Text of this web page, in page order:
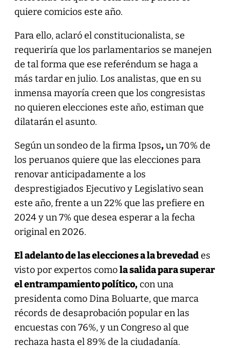
quiere comicios este año.
Para ello, aclaró el constitucionalista, se
requeriría que los parlamentarios se manejen
de tal forma que ese referéndum se haga a
más tardar en julio. Los analistas, que en su
inmensa mayoría creen que los congresistas
no quieren elecciones este año, estiman que
dilatarán el asunto.
Según un sondeo de la firma Ipsos,un 70% de
los peruanos quiere que las elecciones para
renovar anticipadamente a los
desprestigiados Ejecutivo y Legislativo sean
este año, frente a un 22% que las prefiere en
2024 y un 7% que desea esperar a la fecha
original en 2026.
El adelanto de las elecciones a la brevedades
visto por expertos comola salida para superar
el entrampamiento político,con una
presidenta como Dina Boluarte, que marca
récords de desaprobación popular en las
encuestas con 76%, y un Congreso al que
rechaza hasta el 89% de la ciudadanía.